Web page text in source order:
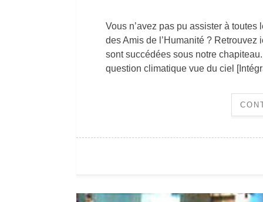
Vous n’avez pas pu assister à
des Amis de l’Humanité ?
sont succédées sous notre
question climatique vue du ciel